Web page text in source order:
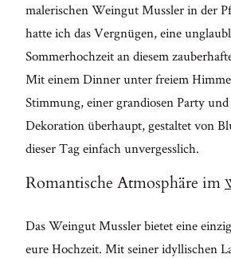
malerischen Weingut Mussler in der
hatte ich das Vergnügen, eine
Sommerhochzeit an diesem
Mit einem Dinner unter freiem
Stimmung, einer grandiosen Party
Dekoration überhaupt, gestaltet von
dieser Tag einfach unvergesslich.
Romantische Atmosphäre im
Das Weingut Mussler bietet eine
eure Hochzeit. Mit seiner idyllischen
euismod.